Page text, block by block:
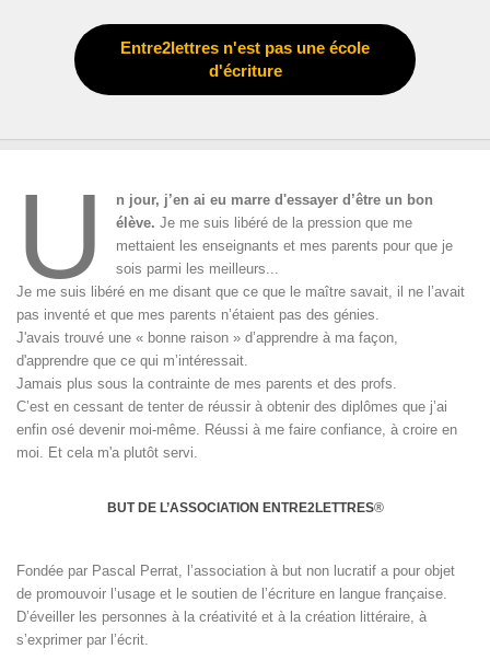
Entre2lettres n'est pas une école
d'écriture
U
n jour, j’en ai eu marre d'essayer d’être un bon
élève.Je me suis libéré de la pression que me
mettaient les enseignants et mes parents pour que je
sois parmi les meilleurs...
Je me suis libéré en me disant que ce que le maître savait, il ne l’avait
pas inventé et que mes parents n’étaient pas des génies.
J'avais trouvé une « bonne raison » d’apprendre à ma façon,
d'apprendre que ce qui m’intéressait.
Jamais plus sous la contrainte de mes parents et des profs.
C’est en cessant de tenter de réussir à obtenir des diplômes que j’ai
enfin osé devenir moi-même. Réussi à me faire confiance, à croire en
moi. Et cela m'a plutôt servi.
BUT DE L’ASSOCIATION ENTRE2LETTRES®
Fondée par Pascal Perrat, l’association à but non lucratif a pour objet
de promouvoir l’usage et le soutien de l’écriture en langue française.
D’éveiller les personnes à la créativité et à la création littéraire, à
s’exprimer par l’écrit.